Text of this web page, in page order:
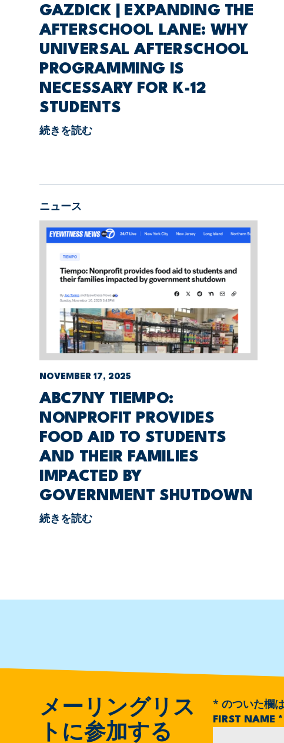
GAZDICK | EXPANDING THE
AFTERSCHOOL LANE: WHY
UNIVERSAL AFTERSCHOOL
PROGRAMMING IS
NECESSARY FOR K-12
STUDENTS
続きを読む
ニュース
NOVEMBER 17, 2025
ABC7NY TIEMPO:
NONPROFIT PROVIDES
FOOD AID TO STUDENTS
AND THEIR FAMILIES
IMPACTED BY
GOVERNMENT SHUTDOWN
続きを読む
メーリングリス
トに参加する
* のついた欄
FIRST NAME *